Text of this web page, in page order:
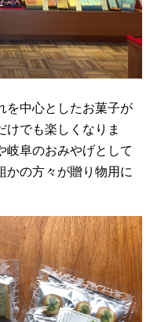
を中心としたお菓子が
けでも楽しくなりま
岐阜のおみやげとして
かの方々が贈り物用に